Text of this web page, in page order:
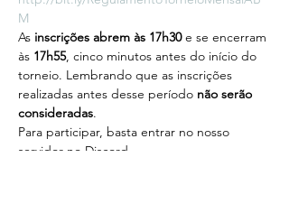
M
As inscrições abrem às 17h30 e se encerram
às 17h55, cinco minutos antes do início do
torneio. Lembrando que as inscrições
realizadas antes desse período não serão
consideradas.
Para participar, basta entrar no nosso
servidor no Discord